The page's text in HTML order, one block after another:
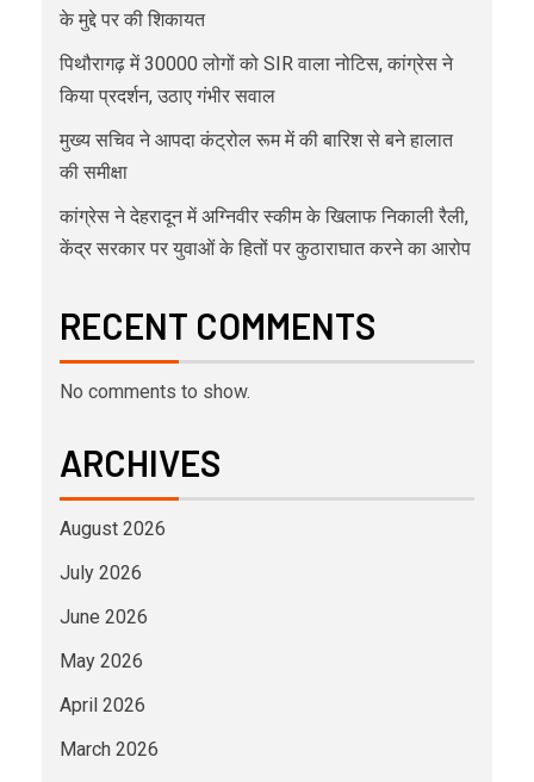
के मुद्दे पर की शिकायत
पिथौरागढ़ में 30000 लोगों को SIR वाला नोटिस, कांग्रेस ने
किया प्रदर्शन, उठाए गंभीर सवाल
मुख्य सचिव ने आपदा कंट्रोल रूम में की बारिश से बने हालात
की समीक्षा
कांग्रेस ने देहरादून में अग्निवीर स्कीम के खिलाफ निकाली रैली,
केंद्र सरकार पर युवाओं के हितों पर कुठाराघात करने का आरोप
RECENT COMMENTS
No comments to show.
ARCHIVES
August 2026
July 2026
June 2026
May 2026
April 2026
March 2026